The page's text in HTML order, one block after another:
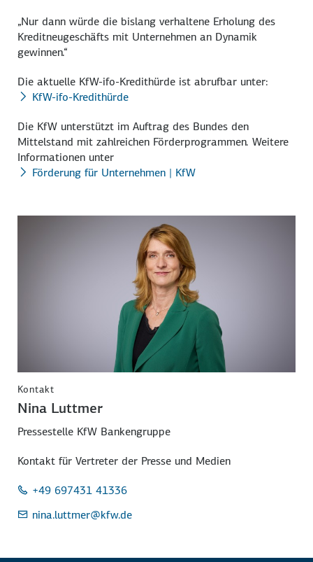
„Nur dann würde die bislang verhaltene Erholung des
Kreditneugeschäfts mit Unternehmen an Dynamik
gewinnen.“
Die aktuelle KfW-ifo-Kredithürde ist abrufbar unter:
KfW-ifo-Kredithürde
Die KfW unterstützt im Auftrag des Bundes den
Mittelstand mit zahlreichen Förderprogrammen. Weitere
Informationen unter
Förderung für Unternehmen | KfW
Kontakt
Nina Luttmer
Pressestelle KfW Bankengruppe
Kontakt für Vertreter der Presse und Medien
+49 697431 41336
nina.luttmer@kfw.de